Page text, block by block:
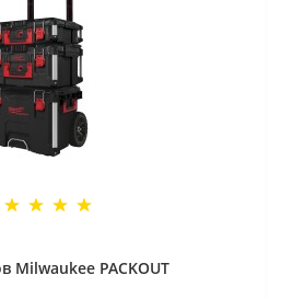
Milwaukee PACKOUT